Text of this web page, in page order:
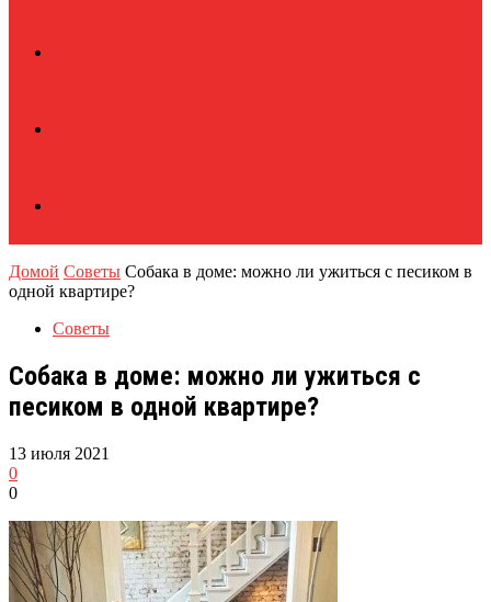
Домой Советы Собака в доме: можно ли ужиться с песиком в
одной квартире?
Советы
Собака в доме: можно ли ужиться с
песиком в одной квартире?
13 июля 2021
0
0